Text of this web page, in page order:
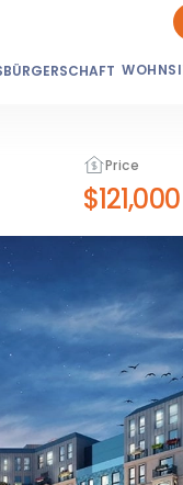
Price
$121,000